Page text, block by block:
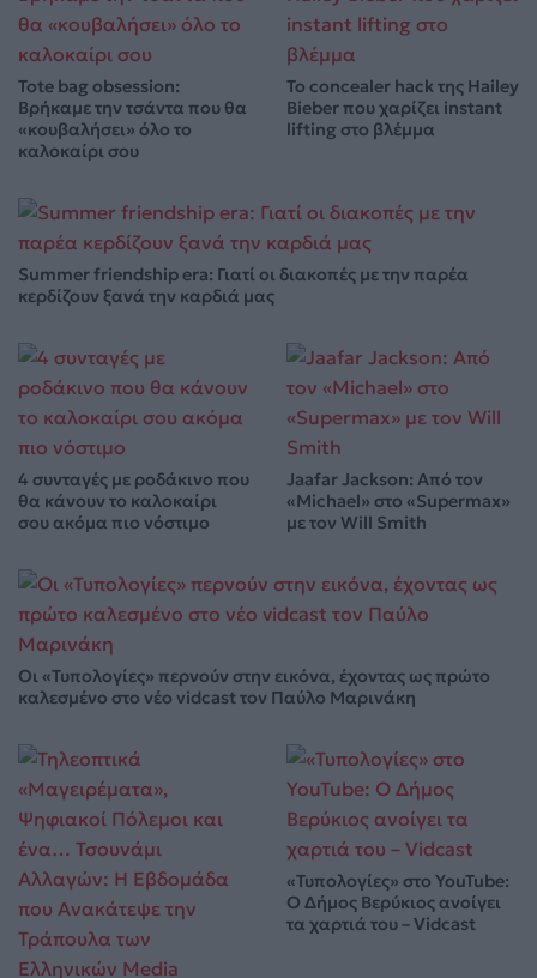
Tote bag obsession:
Βρήκαμε την τσάντα που θα
«κουβαλήσει» όλο το
καλοκαίρι σου
Το concealer hack της Hailey
Bieber που χαρίζει instant
lifting στο βλέμμα
Summer friendship era: Γιατί οι διακοπές με την παρέα
κερδίζουν ξανά την καρδιά μας
4 συνταγές με ροδάκινο που
θα κάνουν το καλοκαίρι
σου ακόμα πιο νόστιμο
Jaafar Jackson: Από τον
«Michael» στο «Supermax»
με τον Will Smith
Οι «Τυπολογίες» περνούν στην εικόνα, έχοντας ως πρώτο
καλεσμένο στο νέο vidcast τον Παύλο Μαρινάκη
«Τυπολογίες» στο YouTube:
Ο Δήμος Βερύκιος ανοίγει
τα χαρτιά του – Vidcast